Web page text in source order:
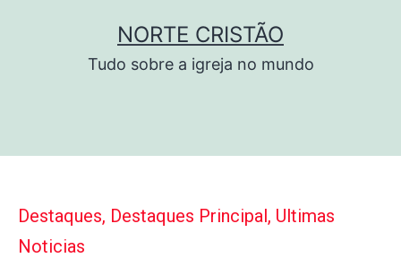
NORTE CRISTÃO
Tudo sobre a igreja no mundo
Destaques, Destaques Principal, Ultimas
Noticias